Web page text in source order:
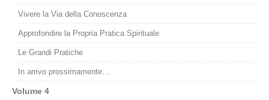
Vivere la Via della Conoscenza
Approfondire la Propria Pratica Spirituale
Le Grandi Pratiche
In arrivo prossimamente…
Volume 4